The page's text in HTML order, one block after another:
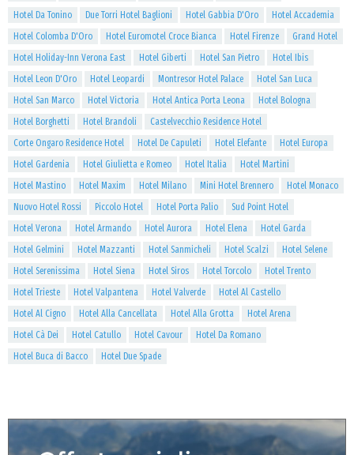
Hotel Da Tonino
Due Torri Hotel Baglioni Hotel Gabbia D'Oro
Hotel Accademia
Hotel Colomba D'Oro
Hotel Euromotel Croce Bianca Hotel Firenze
Grand Hotel
Hotel Holiday-Inn Verona East
Hotel Giberti Hotel San Pietro
Hotel Ibis
Hotel Leon D'Oro
Hotel Leopardi Montresor Hotel Palace
Hotel San Luca
Hotel San Marco
Hotel Victoria Hotel Antica Porta Leona
Hotel Bologna
Hotel Borghetti
Hotel Brandoli
Castelvecchio Residence Hotel
Corte Ongaro Residence Hotel
Hotel De Capuleti Hotel Elefante
Hotel Europa
Hotel Gardenia
Hotel Giulietta e Romeo Hotel Italia
Hotel Martini
Hotel Mastino
Hotel Maxim Hotel Milano Mini Hotel Brennero
Hotel Monaco
Nuovo Hotel Rossi
Piccolo Hotel Hotel Porta Palio
Sud Point Hotel
Hotel Verona
Hotel Armando Hotel Aurora Hotel Elena
Hotel Garda
Hotel Gelmini
Hotel Mazzanti Hotel Sanmicheli Hotel Scalzi
Hotel Selene
Hotel Serenissima
Hotel Siena Hotel Siros Hotel Torcolo
Hotel Trento
Hotel Trieste
Hotel Valpantena Hotel Valverde
Hotel Al Castello
Hotel Al Cigno
Hotel Alla Cancellata Hotel Alla Grotta
Hotel Arena
Hotel Cà Dei
Hotel Catullo Hotel Cavour
Hotel Da Romano
Hotel Buca di Bacco
Hotel Due Spade